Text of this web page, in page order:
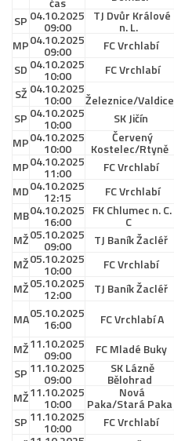
Ml. dorost
Zápasy MD
Hráči
Realizační tým
Zápasy
St. žáci
Zápasy SŽ 2025/26
Hráči
Realizační tým
Zápasy
Ml. žáci
Hráči
Realizační tým
Zápasy
Výsledky
St. přípravka
SP 04.10.2025
09:00
TJ Dvůr Králové
n. L.
MP04.10.2025
09:00 FC Vrchlabí
SD 04.10.2025
10:00 FC Vrchlabí
SŽ 04.10.2025
10:00 Železnice/Valdice
SP 04.10.2025
10:00 SK Jičín
MP04.10.2025
10:00
Červený
Kostelec/Rtyně
MP04.10.2025
11:00 FC Vrchlabí
MD04.10.2025
12:15 FC Vrchlabí
MB04.10.2025
16:00
FK Chlumec n. C.
C
MŽ05.10.2025
09:00 TJ Baník Žacléř
MŽ05.10.2025
10:00 FC Vrchlabí
MŽ05.10.2025
12:00 TJ Baník Žacléř
MA05.10.2025
16:00 FC Vrchlabí A
MŽ11.10.2025
09:00 FC Mladé Buky
SP 11.10.2025
09:00
SK Lázně
Bělohrad
MŽ11.10.2025
10:00
Nová
Paka/Stará Paka
SP 11.10.2025
10:00 FC Vrchlabí